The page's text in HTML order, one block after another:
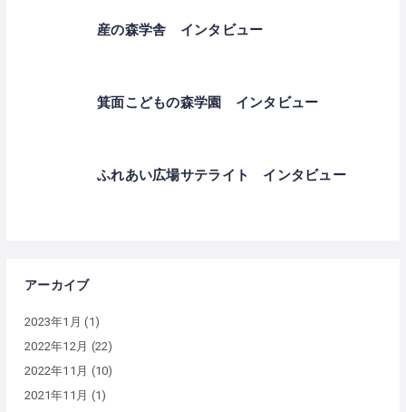
産の森学舎 インタビュー
箕面こどもの森学園 インタビュー
ふれあい広場サテライト インタビュー
アーカイブ
2023年1月 (1)
2022年12月 (22)
2022年11月 (10)
2021年11月 (1)